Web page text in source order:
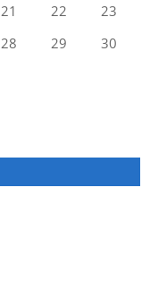
21 22
23
28 29
30